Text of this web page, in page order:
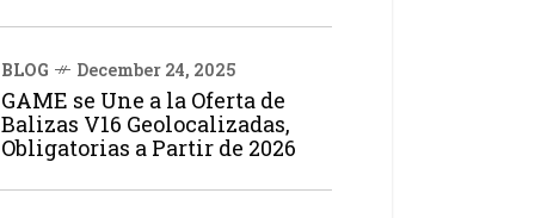
BLOG December 24, 2025
GAME se Une a la Oferta de
Balizas V16 Geolocalizadas,
Obligatorias a Partir de 2026